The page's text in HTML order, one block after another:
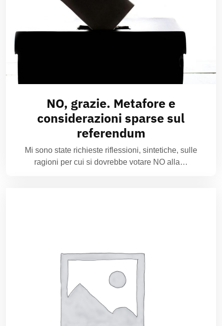
NO, grazie. Metafore e
considerazioni sparse sul
referendum
Mi sono state richieste riflessioni, sintetiche, sulle
ragioni per cui si dovrebbe votare NO alla…